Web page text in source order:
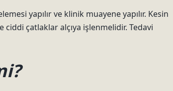
yapılır ve klinik muayene yapılır. Kesin
çatlaklar alçıya işlenmelidir. Tedavi